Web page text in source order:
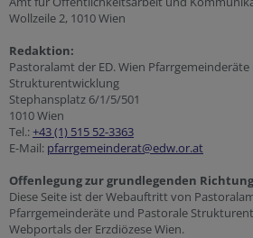
Wollzeile 2, 1010 Wien
Redaktion:
Pastoralamt der ED. Wien
Strukturentwicklung
Stephansplatz 6/1/5/501
1010 Wien
Tel.:+43 (1) 515 52-3363
E-Mail: pfarrgemeinderat@edw.or.at
Offenlegung zur grundlegenden
Diese Seite ist der Webauftritt von
Pfarrgemeinderäte und Pastorale
Webportals der Erzdiözese Wien.